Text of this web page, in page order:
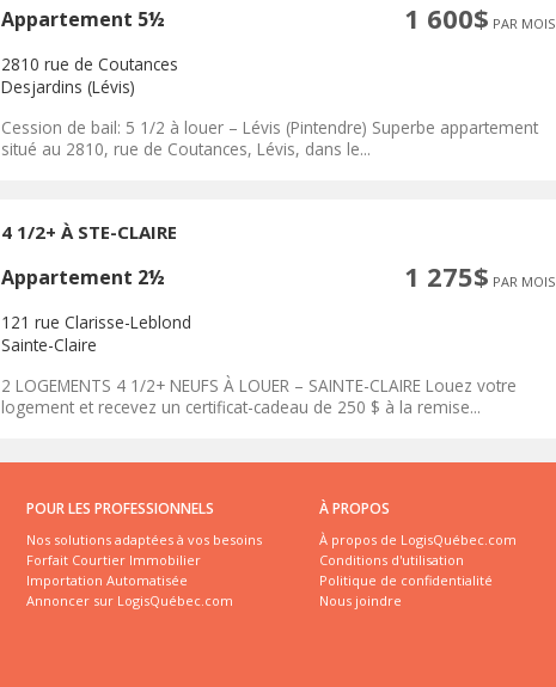
Appartement 5½ 1 600$ PAR MOIS
2810 rue de Coutances
Desjardins (Lévis)
Cession de bail: 5 1/2 à louer – Lévis (Pintendre) Superbe appartement
situé au 2810, rue de Coutances, Lévis, dans le...
4 1/2+ À STE-CLAIRE
Appartement 2½ 1 275$ PAR MOIS
121 rue Clarisse-Leblond
Sainte-Claire
2 LOGEMENTS 4 1/2+ NEUFS À LOUER – SAINTE-CLAIRE Louez votre
logement et recevez un certificat-cadeau de 250 $ à la remise...
POUR LES PROFESSIONNELS
Nos solutions adaptées à vos besoins
Forfait Courtier Immobilier
Importation Automatisée
Annoncer sur LogisQuébec.com
À PROPOS
À propos de LogisQuébec.com
Conditions d'utilisation
Politique de confidentialité
Nous joindre